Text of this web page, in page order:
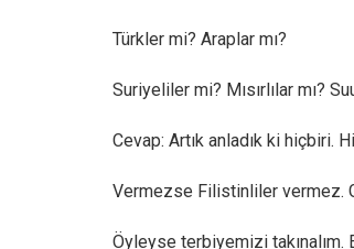
Türkler mi? Araplar mı?
Suriyeliler mi? Mısırlılar mı?
Cevap: Artık anladık ki hiçbiri.
Vermezse Filistinliler vermez.
Öyleyse terbiyemizi takınalım.